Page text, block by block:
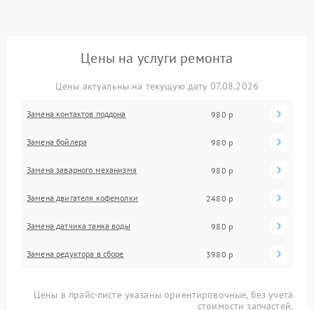
Цены на услуги ремонта
Цены актуальны на текущую дату 07.08.2026
Замена контактов поддона 980 р
Замена бойлера 980 р
Замена заварного механизма 980 р
Замена двигателя кофемолки 2480 р
Замена датчика танка воды 980 р
Замена редуктора в сборе 3980 р
Цены в прайс-листе указаны ориентировочные, без учета
стоимости запчастей.